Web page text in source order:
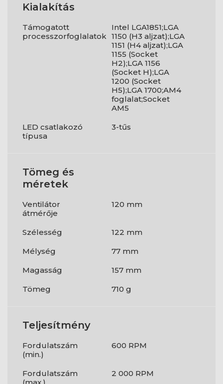
Kialakítás
Támogatott
processzorfoglalatok
Intel LGA1851;LGA
1150 (H3 aljzat);LGA
1151 (H4 aljzat);LGA
1155 (Socket
H2);LGA 1156
(Socket H);LGA
1200 (Socket
H5);LGA 1700;AM4
foglalat;Socket
AM5
LED csatlakozó
típusa
3-tűs
Tömeg és
méretek
Ventilátor
átmérője
120 mm
Szélesség
122 mm
Mélység
77 mm
Magasság
157 mm
Tömeg
710 g
Teljesítmény
Fordulatszám
(min.)
600 RPM
Fordulatszám
(max.)
2 000 RPM